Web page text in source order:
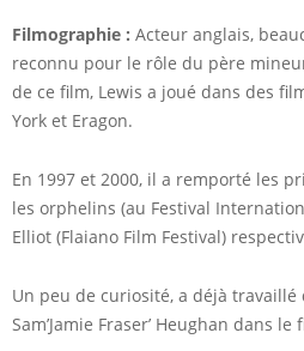
Filmographie : Acteur anglais,
reconnu pour le rôle du père
de ce film, Lewis a joué dans des
York et Eragon.
En 1997 et 2000, il a remporté les
les orphelins (au Festival
Elliot (Flaiano Film Festival)
Un peu de curiosité, a déjà travaillé
Sam’Jamie Fraser’ Heughan dans